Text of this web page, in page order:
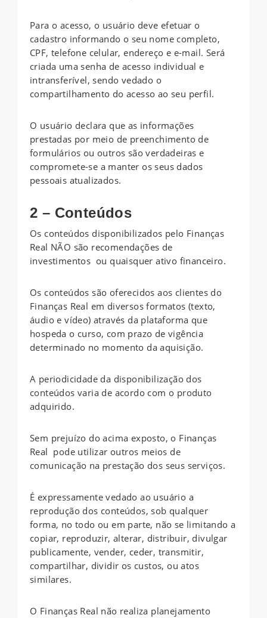
Para o acesso, o usuário deve efetuar o
cadastro informando o seu nome completo,
CPF, telefone celular, endereço e e-mail. Será
criada uma senha de acesso individual e
intransferível, sendo vedado o
compartilhamento do acesso ao seu perfil.
O usuário declara que as informações
prestadas por meio de preenchimento de
formulários ou outros são verdadeiras e
compromete-se a manter os seus dados
pessoais atualizados.
2 – Conteúdos
Os conteúdos disponibilizados pelo Finanças
Real NÃO são recomendações de
investimentos ou quaisquer ativo financeiro.
Os conteúdos são oferecidos aos clientes do
Finanças Real em diversos formatos (texto,
áudio e vídeo) através da plataforma que
hospeda o curso, com prazo de vigência
determinado no momento da aquisição.
A periodicidade da disponibilização dos
conteúdos varia de acordo com o produto
adquirido.
Sem prejuízo do acima exposto, o Finanças
Real pode utilizar outros meios de
comunicação na prestação dos seus serviços.
É expressamente vedado ao usuário a
reprodução dos conteúdos, sob qualquer
forma, no todo ou em parte, não se limitando a
copiar, reproduzir, alterar, distribuir, divulgar
publicamente, vender, ceder, transmitir,
compartilhar, dividir os custos, ou atos
similares.
O Finanças Real não realiza planejamento